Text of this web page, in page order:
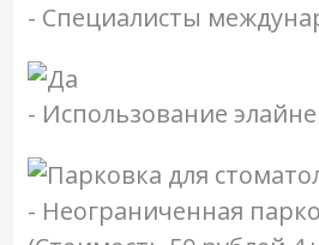
- Специалисты
- Использование
- Неограниченная